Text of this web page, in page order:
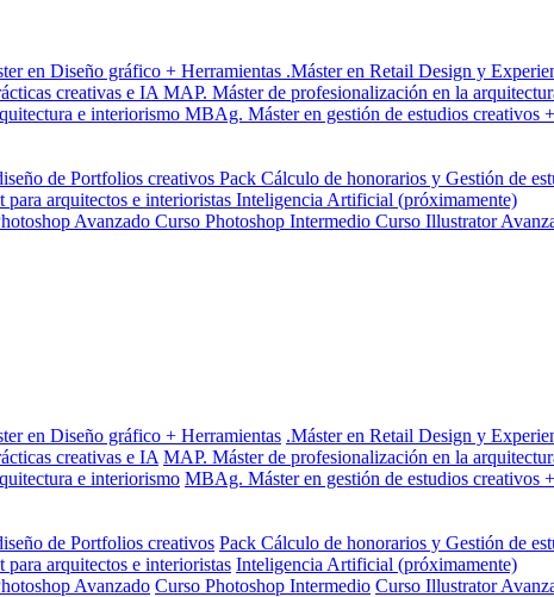
en Diseño gráfico + Herramientas .Máster en Retail Design y
creativas e IA MAP. Máster de profesionalización en la
e interiorismo MBAg. Máster en gestión de estudios creativos
de Portfolios creativos Pack Cálculo de honorarios y Gestión de
arquitectos e interioristas Inteligencia Artificial (próximamente)
Avanzado Curso Photoshop Intermedio Curso Illustrator
en Diseño gráfico + Herramientas .Máster en Retail Design y
creativas e IA MAP. Máster de profesionalización en la
e interiorismo MBAg. Máster en gestión de estudios creativos
de Portfolios creativos Pack Cálculo de honorarios y Gestión de
arquitectos e interioristas Inteligencia Artificial (próximamente)
Avanzado Curso Photoshop Intermedio Curso Illustrator